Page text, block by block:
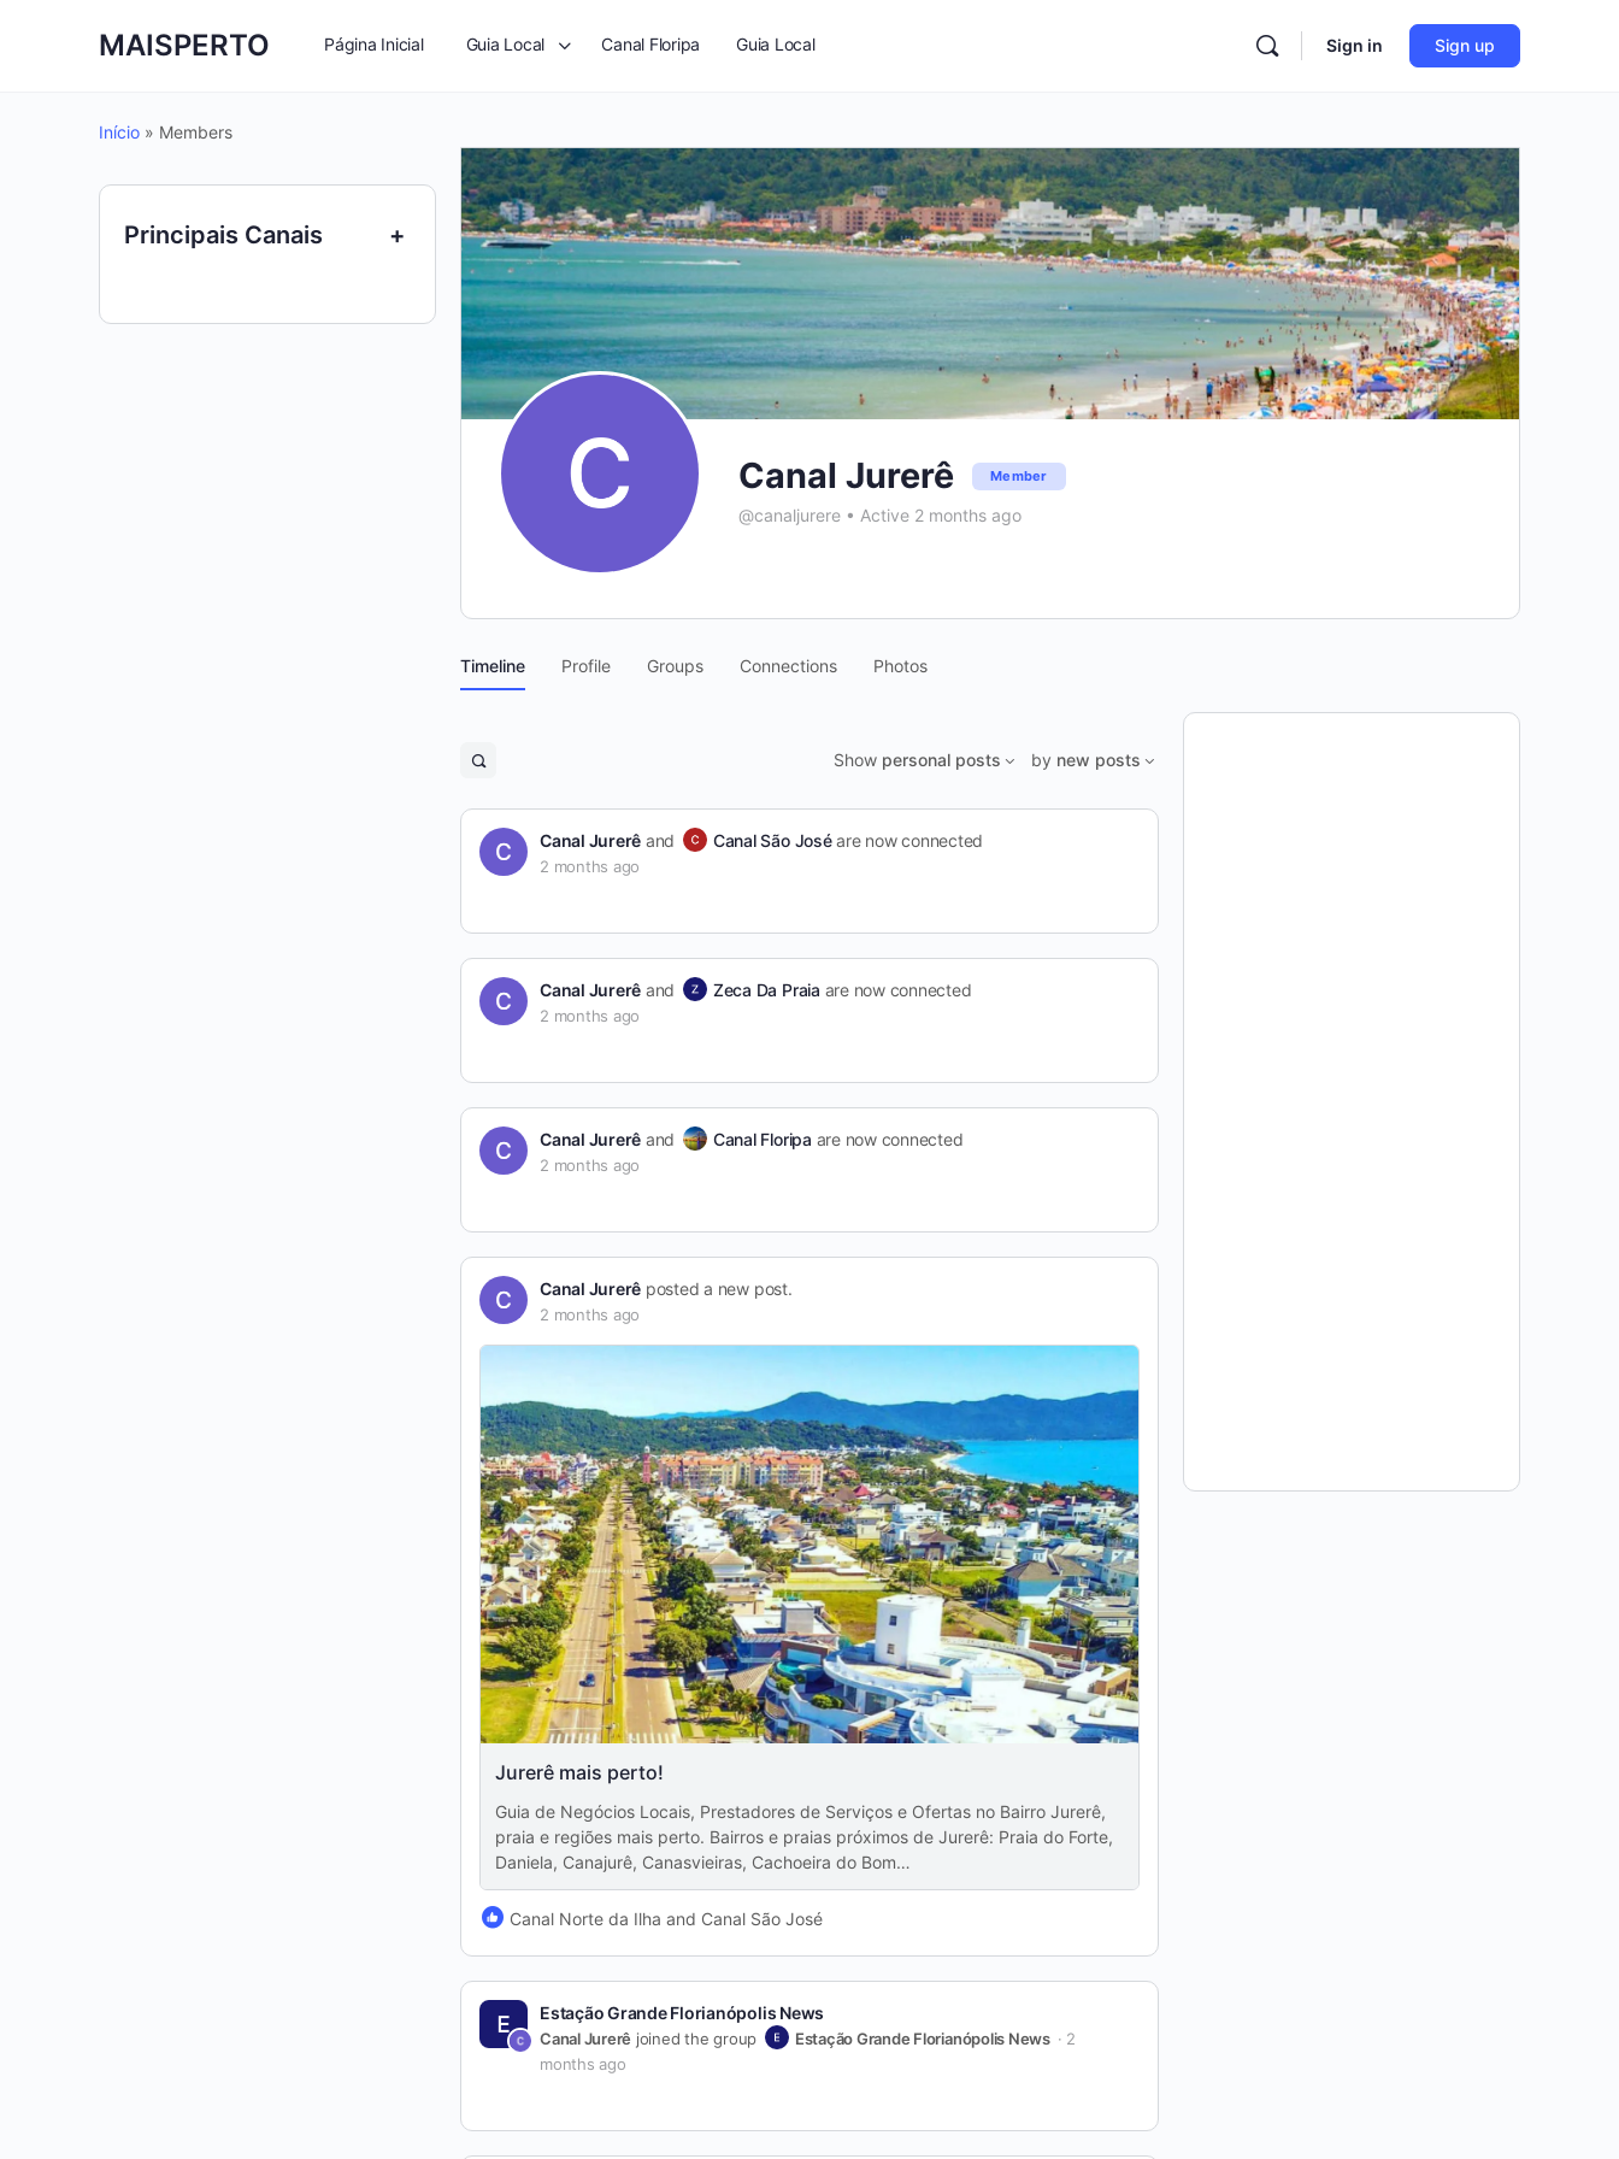
MAISPERTO Página Inicial Guia Local Canal Floripa Guia Local Sign in Sign up
Início » Members
Canal Jurerê Member
@canaljurere • Active 2 months ago
Timeline Profile Groups Connections Photos
Open
filters
Show personal posts by new posts
Canal Jurerê and Canal São Joséare now connected
2 months ago
Canal Jurerê and Zeca Da Praia are now connected
2 months ago
Canal Jurerê and Canal Floripa are now connected
2 months ago
Canal Jurerê posted a new post.
2 months ago
Jurerê mais perto!
Guia de Negócios Locais, Prestadores de Serviços e Ofertas no Bairro Jurerê,
praia e regiões mais perto. Bairros e praias próximos de Jurerê: Praia do Forte,
Daniela, Canajurê, Canasvieiras, Cachoeira do Bom…
Canal Norte da Ilha and Canal São José
Estação Grande Florianópolis News
Canal Jurerê joined the group Estação Grande Florianópolis News
2
months ago
Principais Canais +